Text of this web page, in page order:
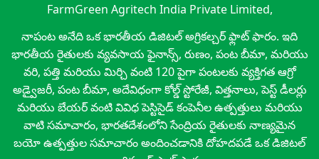
FarmGreen Agritech India Private Limited,
నాపంట అనేది ఒక భారతీయ డిజిటల్ అగ్రికల్చర్ ఫ్లాట్ ఫారం. ఇది
భారతీయ రైతులకు వ్యవసాయ ఫైనాన్స్, రుణం, పంట బీమా, మరియు
వరి, పత్తి మరియు మిర్చి వంటి 120 పైగా పంటలకు వ్యక్తిగత ఆగ్రో
అడ్వైజరీ, పంట బీమా, అదేవిధంగా కోల్డ్ స్టోరేజీ, విత్తనాలు, పెస్ట్ డీలర్లు
మరియు బేయర్ వంటి వివిధ పెస్టిసైడ్ కంపెనీల ఉత్పత్తులు మరియు
వాటి సమాచారం, భారతదేశంలోని సేంద్రియ రైతులకు నాణ్యమైన
బయో ఉత్పత్తుల సమాచారం అందించడానికి దోహదపడే ఒక డిజిటల్